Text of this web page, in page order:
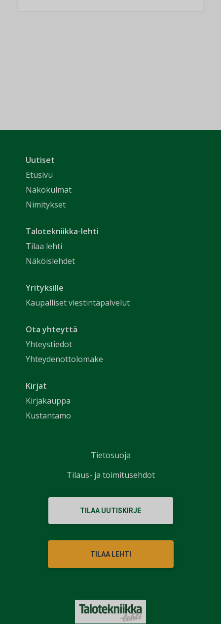
Uutiset
Etusivu
Näkökulmat
Nimitykset
Talotekniikka-lehti
Tilaa lehti
Näköislehdet
Yrityksille
Kaupalliset viestintäpalvelut
Ota yhteyttä
Yhteystiedot
Yhteydenottolomake
Kirjat
Kirjakauppa
Kustantamo
TILAA UUTISKIRJE
TILAA LEHTI
Tietosuoja
Tilaus- ja toimitusehdot